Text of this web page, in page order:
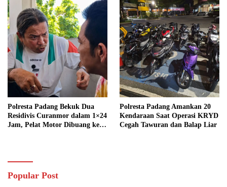
Polresta Padang Bekuk Dua
Residivis Curanmor dalam 1×24
Jam, Pelat Motor Dibuang ke
Polresta Padang Amankan 20
Kendaraan Saat Operasi KRYD
Cegah Tawuran dan Balap Liar
Popular Post